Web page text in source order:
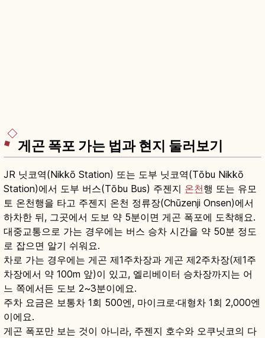
게곤 폭포 가는 법과 현지 둘러보기
JR 닛코역(Nikkō Station) 또는 도부 닛코역(Tōbu Nikkō
Station)에서 도부 버스(Tōbu Bus) 주젠지 온천행 또는 유모
토 온천행을 타고 주젠지 온천 정류장(Chūzenji Onsen)에서
하차한 뒤, 그곳에서 도보 약 5분이면 게곤 폭포에 도착해요.
대중교통으로 가는 경우에는 버스 승차 시간을 약 50분 정도
로 잡으면 알기 쉬워요.
차로 가는 경우에는 게곤 제1주차장과 게곤 제2주차장(제1주
차장에서 약 100m 앞)이 있고, 엘리베이터 승차장까지는 어
느 쪽에서든 도보 2~3분이에요.
주차 요금은 보통차 1회 500엔, 마이크로·대형차 1회 2,000엔
이에요.
게곤 폭포만 보는 것이 아니라, 주젠지 호수와 오쿠닛코의 다